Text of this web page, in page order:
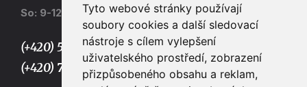
Tyto webové stránky používají
soubory cookies a další sledovací
nástroje s cílem vylepšení
uživatelského prostředí, zobrazení
přizpůsobeného obsahu a reklam,
So: 9-12
(+420) 577 915 036,
(+420) 773 667 390